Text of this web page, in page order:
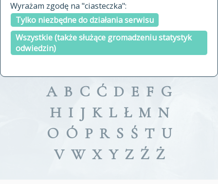
Wyrażam zgodę na "ciasteczka":
Tylko niezbędne do działania serwisu
Wszystkie (także służące gromadzeniu statystyk
odwiedzin)
indeksie
a fronte
a tergo
A B C Ć D E F G
H I J K L Ł M N
O Ó P R S Ś T U
V W X Y Z Ź Ż